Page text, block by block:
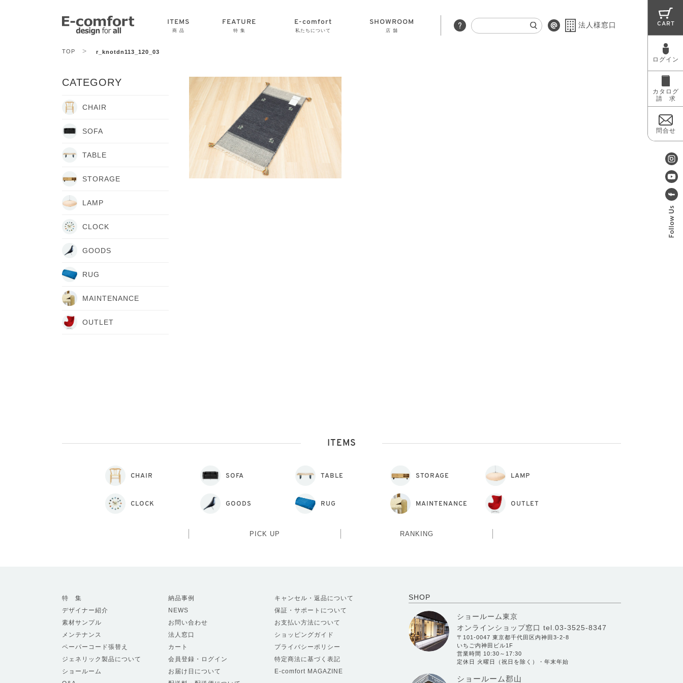
ITEMS
商 品
FEATURE
特 集
E-comfort
私たちについて
いて
SHOWROOM
店 舗
法人様窓口 CART
ログイン
カタログ
請 求
問合せ
TOP > r_knotdn113_120_03
CATEGORY
CHAIR
SOFA
TABLE
STORAGE
LAMP
CLOCK
GOODS
RUG
MAINTENANCE
OUTLET
ITEMS
CHAIR SOFA TABLE STORAGE LAMP
CLOCK GOODS RUG MAINTENANCE OUTLET
PICK UP RANKING
SHOP
ショールーム東京
オンラインショップ窓口 tel.03-3525-8347
〒101-0047 東京都千代田区内神田3-2-8
いちご内神田ビル1F
営業時間 10:30～17:30
定休日 火曜日（祝日を除く）・年末年始
ショールーム郡山
特 集
デザイナー紹介
素材サンプル
メンテナンス
ペーパーコード張替え
ジェネリック製品について
ショールーム
納品事例
NEWS
お問い合わせ
法人窓口
カート
会員登録・ログイン
お届け日について
キャンセル・返品について
保証・サポートについて
お支払い方法について
ショッピングガイド
プライバシーポリシー
特定商法に基づく表記
E-comfort MAGAZINE